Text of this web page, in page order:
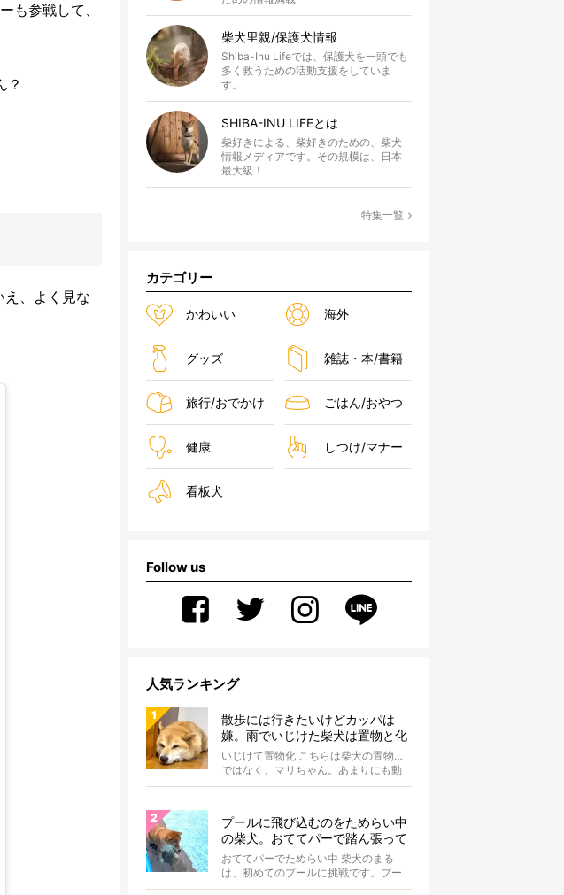
も参戦して、
？
、よく見な
柴犬里親/保護犬情報
Shiba-Inu Lifeでは、保護犬を一頭でも
多く救うための活動支援をしていま
す。
SHIBA-INU LIFEとは
柴好きによる、柴好きのための、柴犬
情報メディアです。その規模は、日本
最大級！
特集一覧
カテゴリー
かわいい 海外
グッズ 雑誌・本/書籍
旅行/おでかけ ごはん/おやつ
健康 しつけ/マナー
看板犬
Follow us
人気ランキング
散歩には行きたいけどカッパは
嫌。雨でいじけた柴犬は置物と化
してしまうのだった【動画】
いじけて置物化 こちらは柴犬の置物…
ではなく、マリちゃん。あまりにも動
かないので間違えそうになりますが、
プールに飛び込むのをためらい中
の柴犬。おててパーで踏ん張って
て可愛すぎる【動画】
おててパーでためらい中 柴犬のまる
は、初めてのプールに挑戦です。プー
ルへと続くスロープの途中で立ち止ま